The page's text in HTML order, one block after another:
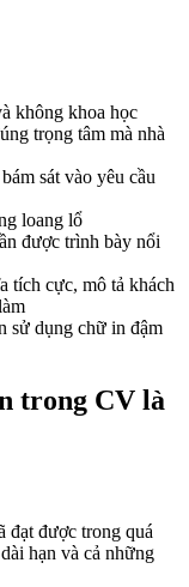
không khoa học
trọng tâm mà nhà
sát vào yêu cầu
loang lổ
được trình bày nổi
tích cực, mô tả khách
sử dụng chữ in đậm
trong CV là
đạt được trong quá
hạn và cả những